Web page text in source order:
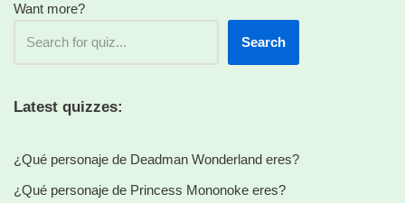
Want more?
Search
Latest quizzes:
¿Qué personaje de Deadman Wonderland eres?
¿Qué personaje de Princess Mononoke eres?